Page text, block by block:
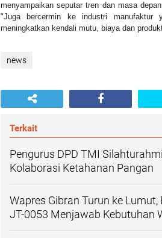
menyampaikan seputar tren dan masa
"Juga bercermin ke industri manufaktur
meningkatkan kendali mutu, biaya dan
news
Terkait
Pengurus DPD TMI
Kolaborasi Ketahanan Pangan
Wapres Gibran Turun ke
JT-0053 Menjawab Kebutuhan